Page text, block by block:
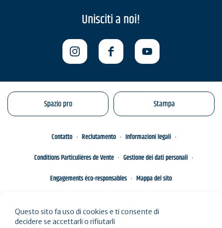
Unisciti a noi!
Spazio pro Stampa
Contatto Reclutamento
Informazioni legali
Conditions Particulières de Vente
Gestione dei dati personali
Engagements éco-responsables
Mappa del sito
Questo sito fa uso di cookies e ti consente di
decidere se accettarli o rifiutarli